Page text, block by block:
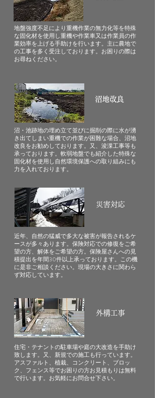
地盤強度不足により重機作業の無力化等を特殊
な固化材を使用し重機や作業車又は作業員の作
業効率を上げる手助けを行います。主に農地で
の工事を多く受注しております。お困りの際は
お尋ねください。
沼地改良
沼・池跡地の埋め立て並びに掘削の際に水が湧
き出てしまい重機での作業が困難な場合、沼地
改良をお勧めしております。又、浚渫工事等も
承っております。軟弱地盤でも紹介した特殊な
固化材を使用し自然環境保護への取り組みにも
力を入れております。
​災害対応
近年、自然の猛威で多大な被害が報告されるケ
ースが多々あります。保険対応での修復をご希
望の方、解体をご希望の方。保険屋さんへの見
積提出を年間30件以上承っております。この機
に是非ご相談ください。現場の大きさに関わら
ず対応しています。
外構工事
住宅・テナントの駐車場や庭の大改造を手助け
致します。又、新規での施工も行っています。
アスファルト、植栽、コンクリート、ブロッ
ク、フェンス等でお困りの方お見積もりは無料
で行います。お気軽にお問合せ下さい。